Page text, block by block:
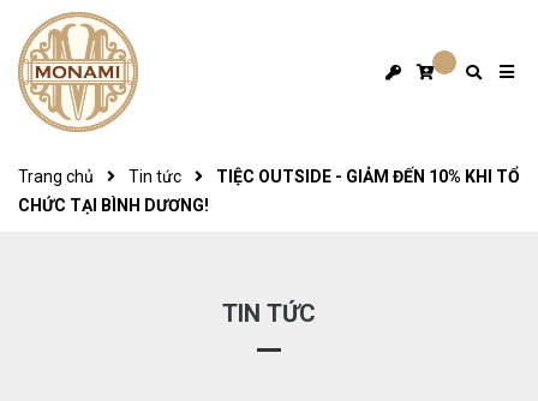
Trang chủ Tin tức
TIỆC OUTSIDE - GIẢM ĐẾN 10% KHI TỔ
CHỨC TẠI BÌNH DƯƠNG!
TIN TỨC